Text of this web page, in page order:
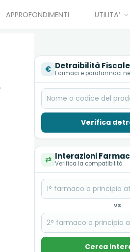
APPROFONDIMENTI UTILITA’
€ Detraibilità Fiscale
Farmaci e parafarmaci
Verifica
⇄ Interazioni
Verifica la compatibilità
VS
Cerca